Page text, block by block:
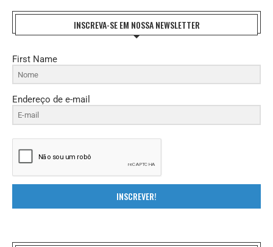
INSCREVA-SE EM NOSSA NEWSLETTER
First Name
Endereço de e-mail
INSCREVER!